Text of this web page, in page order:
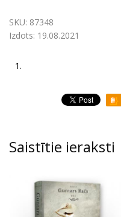
SKU: 87348
Izdots: 19.08.2021
1.
Saistītie ieraksti